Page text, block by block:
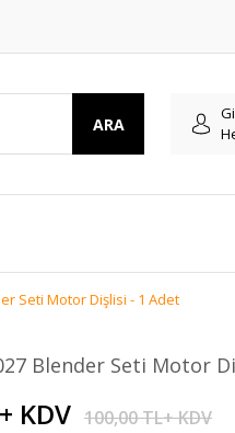
ARA
Seti Motor Dişlisi - 1 Adet
Blender Seti Motor
KDV 100,00 TL+ KDV